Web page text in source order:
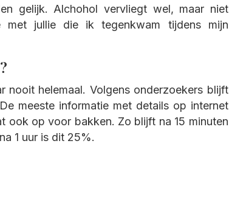
gelijk. Alchohol vervliegt wel, maar niet
met jullie die ik tegenkwam tijdens mijn
nooit helemaal. Volgens onderzoekers blijft
meeste informatie met details op internet
ook op voor bakken. Zo blijft na 15 minuten
1 uur is dit 25%.